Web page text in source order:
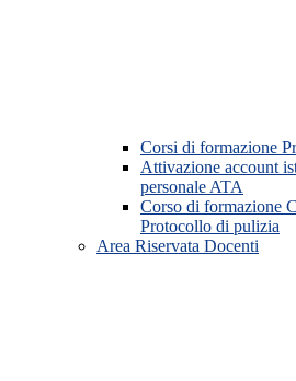
Corsi di formazione
Attivazione account
personale ATA
Corso di formazione
Protocollo di pulizia
Area Riservata Docenti